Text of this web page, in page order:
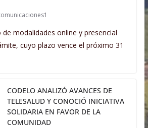
modalidades online y presencial
cuyo plazo vence el próximo 31
CODELO ANALIZÓ AVANCES DE
TELESALUD Y CONOCIÓ INICIATIVA
SOLIDARIA EN FAVOR DE LA
COMUNIDAD